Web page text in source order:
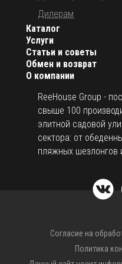
Галогеновая подсветка.
Предварительно
Под заказ возможно
размера, с цветом рамы
Открыть инструкцию
О компании
ReeHouse Group -
свыше 100
элитной садовой
сектора: от
пляжных шезлонгов
Каталог
Услуги
Статьи и советы
Обмен и возврат
Дилерам
Согласие на
Политика